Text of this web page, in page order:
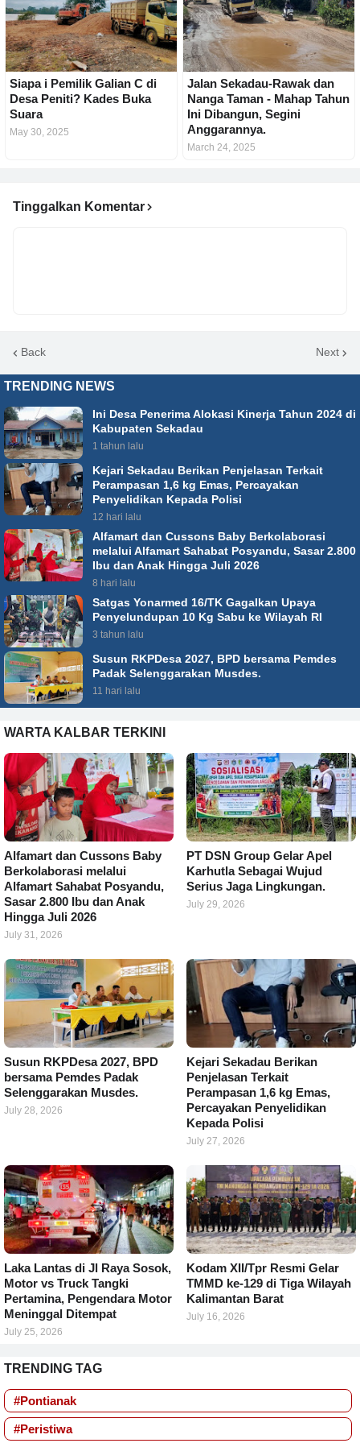
Siapa i Pemilik Galian C di
Desa Peniti? Kades Buka
Suara
May 30, 2025
Jalan Sekadau-Rawak dan
Nanga Taman - Mahap Tahun
Ini Dibangun, Segini
Anggarannya.
March 24, 2025
Tinggalkan Komentar
Back Next
TRENDING NEWS
Ini Desa Penerima Alokasi Kinerja Tahun 2024 di
Kabupaten Sekadau
1 tahun lalu
Kejari Sekadau Berikan Penjelasan Terkait
Perampasan 1,6 kg Emas, Percayakan
Penyelidikan Kepada Polisi
12 hari lalu
Alfamart dan Cussons Baby Berkolaborasi
melalui Alfamart Sahabat Posyandu, Sasar 2.800
Ibu dan Anak Hingga Juli 2026
8 hari lalu
Satgas Yonarmed 16/TK Gagalkan Upaya
Penyelundupan 10 Kg Sabu ke Wilayah RI
3 tahun lalu
Susun RKPDesa 2027, BPD bersama Pemdes
Padak Selenggarakan Musdes.
11 hari lalu
WARTA KALBAR TERKINI
Alfamart dan Cussons Baby
Berkolaborasi melalui
Alfamart Sahabat Posyandu,
Sasar 2.800 Ibu dan Anak
Hingga Juli 2026
July 31, 2026
PT DSN Group Gelar Apel
Karhutla Sebagai Wujud
Serius Jaga Lingkungan.
July 29, 2026
Susun RKPDesa 2027, BPD
bersama Pemdes Padak
Selenggarakan Musdes.
July 28, 2026
Kejari Sekadau Berikan
Penjelasan Terkait
Perampasan 1,6 kg Emas,
Percayakan Penyelidikan
Kepada Polisi
July 27, 2026
Laka Lantas di Jl Raya Sosok,
Motor vs Truck Tangki
Pertamina, Pengendara Motor
Meninggal Ditempat
July 25, 2026
Kodam XII/Tpr Resmi Gelar
TMMD ke-129 di Tiga Wilayah
Kalimantan Barat
July 16, 2026
TRENDING TAG
#Pontianak
#Peristiwa